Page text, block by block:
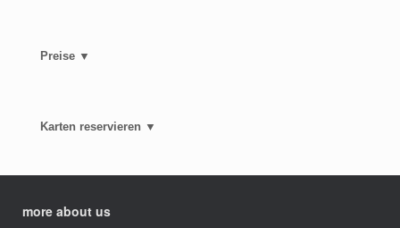
Preise ▼
Karten reservieren ▼
more about us